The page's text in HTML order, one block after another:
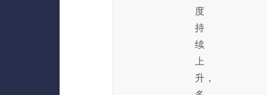
度
持
续
上
升，